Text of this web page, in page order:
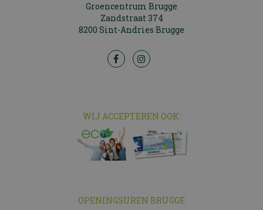
Groencentrum Brugge
Zandstraat 374
8200 Sint-Andries Brugge
WIJ ACCEPTEREN OOK:
OPENINGSUREN BRUGGE